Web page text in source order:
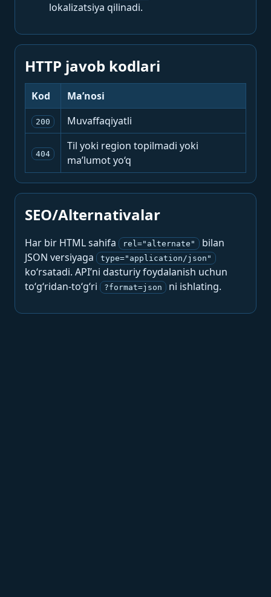
lokalizatsiya qilinadi.
HTTP javob kodlari
Kod Ma’nosi
200 Muvaffaqiyatli
404
Til yoki region topilmadi yoki
ma’lumot yo‘q
SEO/Alternativalar
Har bir HTML sahifa rel="alternate"
bilan
JSON versiyaga
type="application/json"
ko‘rsatadi. API’ni dasturiy foydalanish uchun
to‘g‘ridan-to‘g‘ri
?format=json ni ishlating.